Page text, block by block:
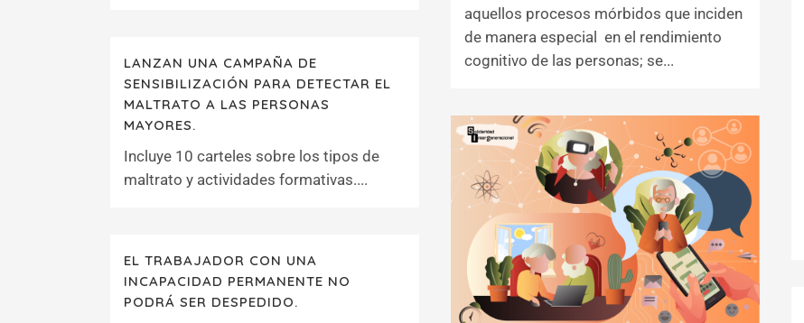
aquellos procesos mórbidos que inciden
de manera especial en el rendimiento
cognitivo de las personas; se...
LANZAN UNA CAMPAÑA DE
SENSIBILIZACIÓN PARA DETECTAR EL
MALTRATO A LAS PERSONAS
MAYORES.
Incluye 10 carteles sobre los tipos de
maltrato y actividades formativas....
EL TRABAJADOR CON UNA
INCAPACIDAD PERMANENTE NO
PODRÁ SER DESPEDIDO.